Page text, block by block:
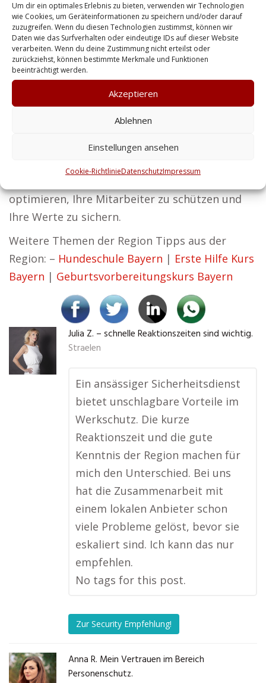
Um dir ein optimales Erlebnis zu bieten, verwenden wir Technologien
wie Cookies, um Geräteinformationen zu speichern und/oder darauf
zuzugreifen. Wenn du diesen Technologien zustimmst, können wir
Daten wie das Surfverhalten oder eindeutige IDs auf dieser Website
verarbeiten. Wenn du deine Zustimmung nicht erteilst oder
zurückziehst, können bestimmte Merkmale und Funktionen
beeinträchtigt werden.
Akzeptieren
Ablehnen
Einstellungen ansehen
Cookie-RichtlinieDatenschutzImpressum
Evelyn aus Bayern vertritt die Ansicht:
Wir streben danach, Sicherheitslösungen
anzubieten, die sowohl wirksam als auch
vertrauenswürdig sind.
Ob es um Ihre persönliche Sicherheit oder den
Schutz Ihres Hauses geht – unsere Lösungen
bieten Privatkunden umfassenden Schutz. Bei
Zentralschutz sind wir überzeugt, dass Erfolg
optimieren, Ihre Mitarbeiter zu schützen und
Ihre Werte zu sichern.
Weitere Themen der Region Tipps aus der
Region: – Hundeschule Bayern | Erste Hilfe Kurs
Bayern | Geburtsvorbereitungskurs Bayern
Julia Z. – schnelle Reaktionszeiten sind wichtig.
Straelen
Ein ansässiger Sicherheitsdienst
bietet unschlagbare Vorteile im
Werkschutz. Die kurze
Reaktionszeit und die gute
Kenntnis der Region machen für
mich den Unterschied. Bei uns
hat die Zusammenarbeit mit
einem lokalen Anbieter schon
viele Probleme gelöst, bevor sie
eskaliert sind. Ich kann das nur
empfehlen.
No tags for this post.
Zur Security Empfehlung!
Anna R. Mein Vertrauen im Bereich
Personenschutz.